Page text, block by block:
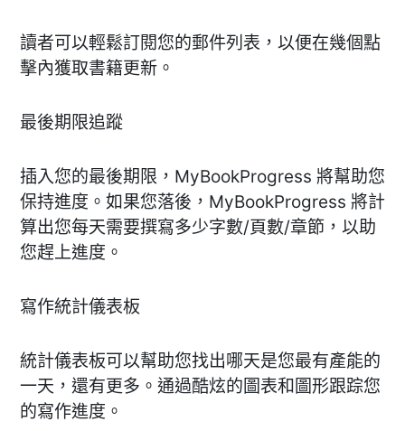
讀者可以輕鬆訂閱您的郵件列表，以便在幾個點
擊內獲取書籍更新。
最後期限追蹤
插入您的最後期限，MyBookProgress 將幫助您
保持進度。如果您落後，MyBookProgress 將計
算出您每天需要撰寫多少字數/頁數/章節，以助
您趕上進度。
寫作統計儀表板
統計儀表板可以幫助您找出哪天是您最有產能的
一天，還有更多。通過酷炫的圖表和圖形跟踪您
的寫作進度。